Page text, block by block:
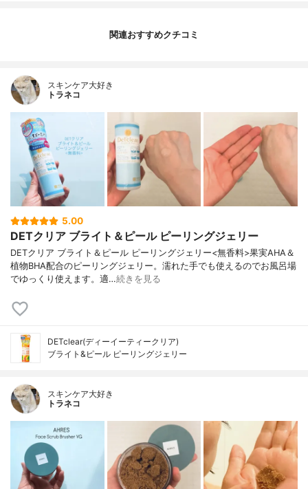
関連おすすめクチコミ
スキンケア大好き
トラネコ
5.00
DETクリア ブライト＆ピール ピーリングジェリー
DETクリア ブライト＆ピール ピーリングジェリー<無香料>果実AHA＆
植物BHA配合のピーリングジェリー。濡れた手でも使えるのでお風呂場
でゆっくり使えます。適…続きを見る
DETclear(ディーイーティークリア)
ブライト&ピール ピーリングジェリー
スキンケア大好き
トラネコ